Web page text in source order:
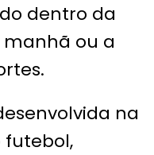
dentro da
manhã ou a
na
futebol,